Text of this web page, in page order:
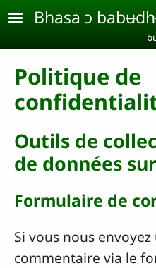
Aller au contenu
Bhasa ɔ
Politique de
Outils de
de données
Formulaire de
Si vous nous
commentaire via le